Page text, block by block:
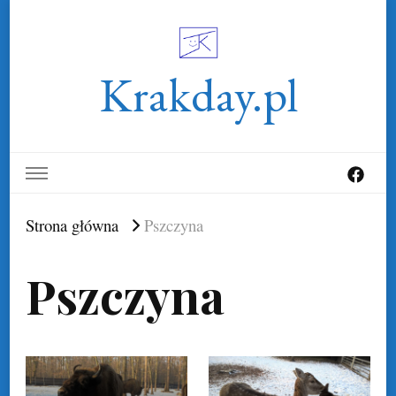
Krakday.pl
Strona główna Pszczyna
Pszczyna